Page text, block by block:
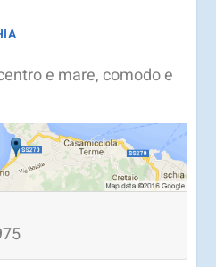
e mare, comodo e